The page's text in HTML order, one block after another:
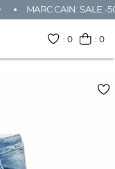
MARC CAIN: SALE -
:0 : 0